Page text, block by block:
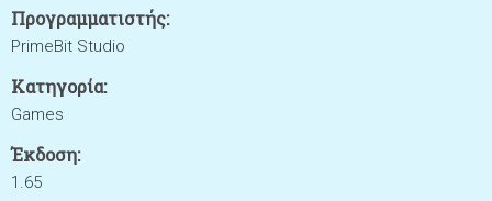
Προγραμματιστής:
PrimeBit Studio
Κατηγορία:
Games
Έκδοση:
1.65